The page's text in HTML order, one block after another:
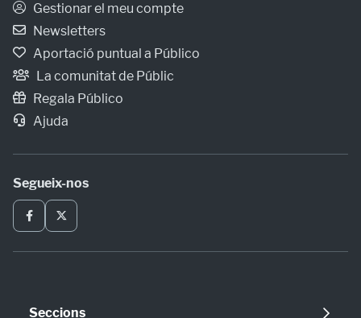
Gestionar el meu compte
Newsletters
Aportació puntual a Público
La comunitat de Públic
Regala Público
Ajuda
Segueix-nos
Seccions